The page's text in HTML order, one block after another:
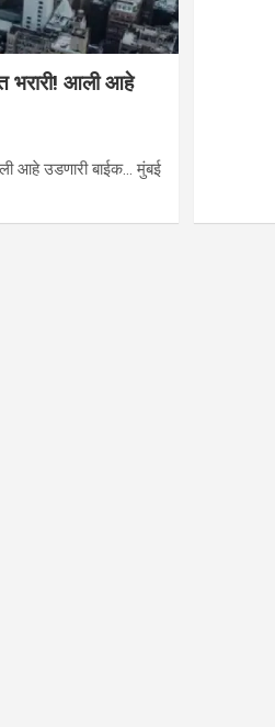
भरारी! आली आहे
आहे उडणारी बाईक… मुंबई